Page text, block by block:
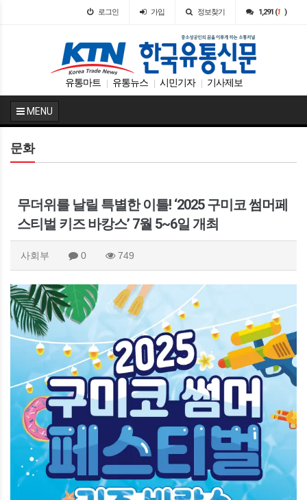
로그인 가입 정보찾기 1,291 (1 )
유통마트 유통뉴스 시민기자 기사제보
MENU
문화
무더위를 날릴 특별한 이틀! ‘2025 구미코 썸머페
스티벌 키즈 바캉스’ 7월 5~6일 개최
사회부 0 749